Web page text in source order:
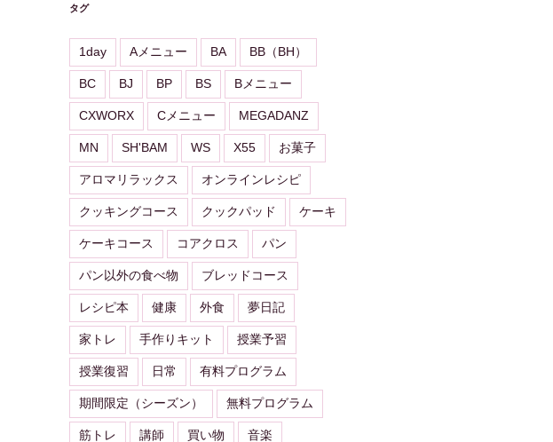
ブ
タグ
1day Aメニュー BA BB（BH）
BC BJ BP BS Bメニュー
CXWORX Cメニュー MEGADANZ
MN SH'BAM WS X55 お菓子
アロマリラックス オンラインレシピ
クッキングコース クックパッド ケーキ
ケーキコース コアクロス パン
パン以外の食べ物 ブレッドコース
レシピ本 健康 外食 夢日記
家トレ 手作りキット 授業予習
授業復習 日常 有料プログラム
期間限定（シーズン） 無料プログラム
筋トレ 講師 買い物 音楽